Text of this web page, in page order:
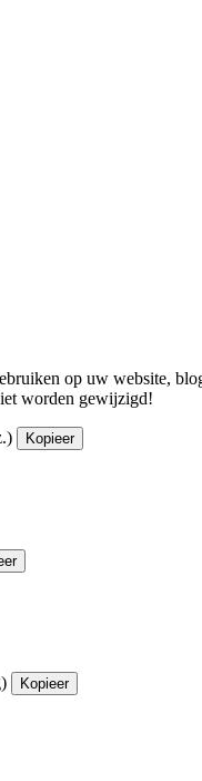
op uw website,
worden gewijzigd!
Kopieer
Kopieer